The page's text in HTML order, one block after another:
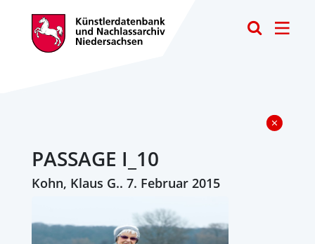
PASSAGE I_10
Kohn, Klaus G.. 7. Februar 2015